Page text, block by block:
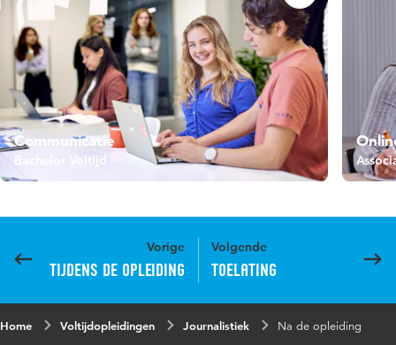
Communicatie
Bachelor Voltijd
Vorige
Tijdens de opleiding
Volgende
Toelating
Home Voltijdopleidingen Journalistiek Na de opleiding